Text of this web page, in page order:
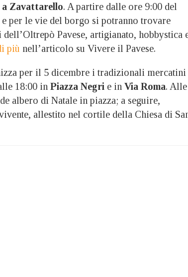
a Zavattarello. A partire dalle ore 9:00 del
per le vie del borgo si potranno trovare
Pavese, artigianato, hobbystica
più nell’articolo su Vivere il Pavese.
per il 5 dicembre i tradizionali mercatini
18:00 in Piazza Negri e in Via Roma. Alle
albero di Natale in piazza; a seguire,
allestito nel cortile della Chiesa di